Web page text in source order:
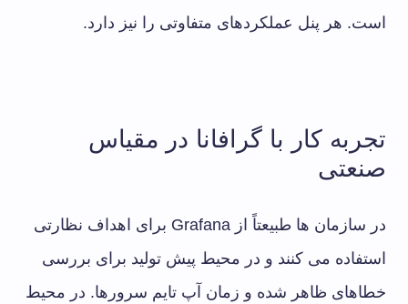
است. هر پنل عملکردهای متفاوتی را نیز دارد.
تجربه کار با گرافانا در مقیاس
صنعتی
در سازمان ها طبیعتاً از Grafana برای اهداف نظارتی
استفاده می کنند و در محیط پیش تولید برای بررسی
خطاهای ظاهر شده و زمان آپ تایم سرورها. در محیط